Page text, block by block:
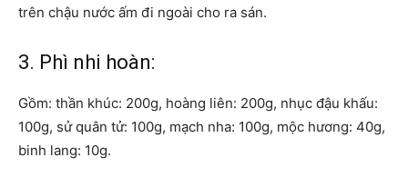
trên chậu nước ấm đi ngoài cho ra sán.
3. Phì nhi hoàn:
Gồm: thần khúc: 200g, hoàng liên: 200g, nhục đậu khấu:
100g, sử quân tử: 100g, mạch nha: 100g, mộc hương: 40g,
binh lang: 10g.